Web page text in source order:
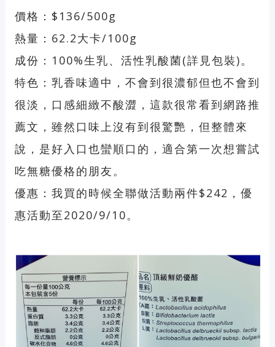
價格：$136/500g
熱量：62.2大卡/100g
成份：100%生乳、活性乳酸菌(詳見包裝)。
特色：乳香味適中，不會到很濃郁但也不會到
很淡，口感細緻不酸澀，這款很常看到網路推
薦文，雖然口味上沒有到很驚艷，但整體來
說，是好入口也蠻順口的，適合第一次想嘗試
吃無糖優格的朋友。
優惠：我買的時候全聯做活動兩件$242，優
惠活動至2020/9/10。